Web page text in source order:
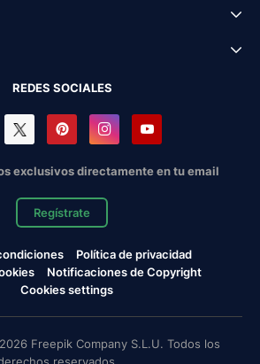
REDES SOCIALES
exclusivos directamente en tu email
Regístrate
Política de privacidad
Notificaciones de Copyright
Cookies settings
Freepik Company S.L.U. Todos los